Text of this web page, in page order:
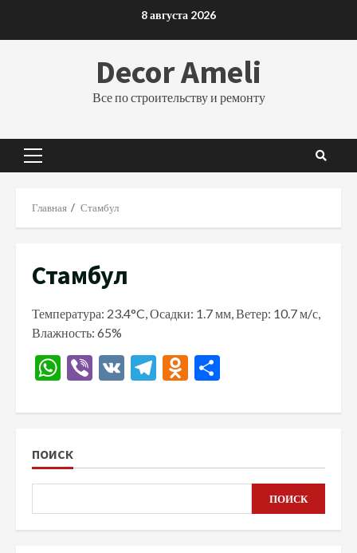
8 августа 2026
Decor Ameli
Все по строительству и ремонту
Основное
Главная Стамбул
Стамбул
Температура: 23.4°C, Осадки: 1.7 мм, Ветер: 10.7 м/с,
Влажность: 65%
WhatsApp
Viber
VK Telegram
Odnoklassniki
ПОИСК
ПОИСК